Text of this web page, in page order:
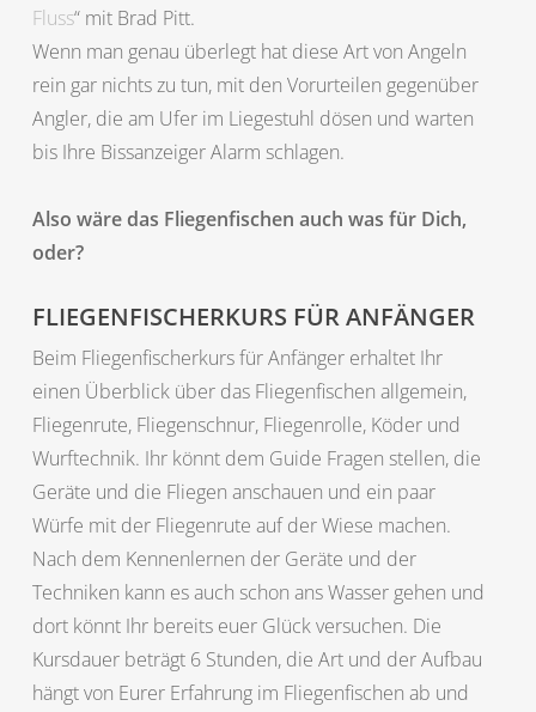
Fluss“ mit Brad Pitt.
Wenn man genau überlegt hat diese Art von Angeln
rein gar nichts zu tun, mit den Vorurteilen gegenüber
Angler, die am Ufer im Liegestuhl dösen und warten
bis Ihre Bissanzeiger Alarm schlagen.
Also wäre das Fliegenfischen auch was für Dich,
oder?
FLIEGENFISCHERKURS FÜR ANFÄNGER
Beim Fliegenfischerkurs für Anfänger erhaltet Ihr
einen Überblick über das Fliegenfischen allgemein,
Fliegenrute, Fliegenschnur, Fliegenrolle, Köder und
Wurftechnik. Ihr könnt dem Guide Fragen stellen, die
Geräte und die Fliegen anschauen und ein paar
Würfe mit der Fliegenrute auf der Wiese machen.
Nach dem Kennenlernen der Geräte und der
Techniken kann es auch schon ans Wasser gehen und
dort könnt Ihr bereits euer Glück versuchen. Die
Kursdauer beträgt 6 Stunden, die Art und der Aufbau
hängt von Eurer Erfahrung im Fliegenfischen ab und